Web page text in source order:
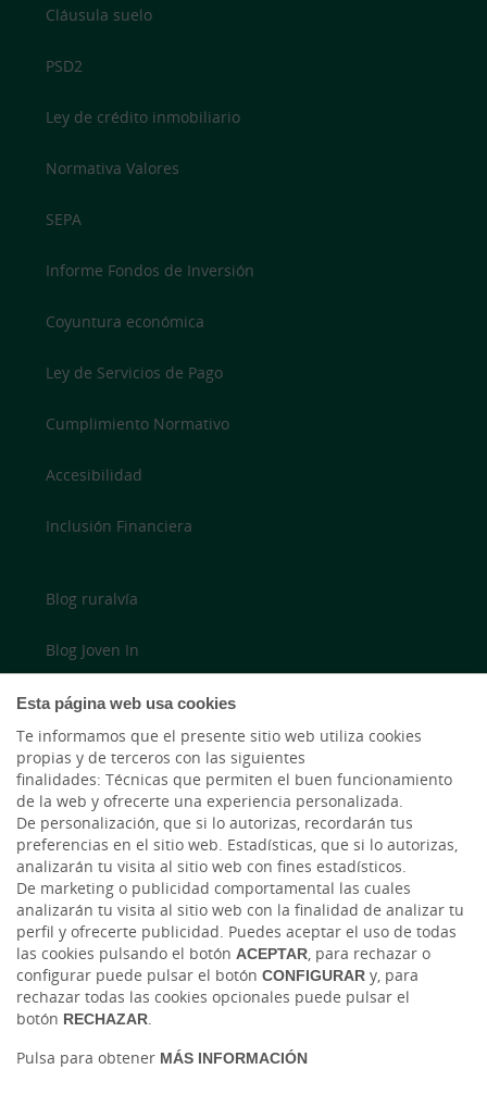
Esta página web usa cookies
Te informamos que el presente sitio web utiliza cookies
propias y de terceros con las siguientes
finalidades: Técnicas que permiten el buen funcionamiento
de la web y ofrecerte una experiencia personalizada.
De personalización, que si lo autorizas, recordarán tus
preferencias en el sitio web. Estadísticas, que si lo autorizas,
analizarán tu visita al sitio web con fines estadísticos.
De marketing o publicidad comportamental las cuales
analizarán tu visita al sitio web con la finalidad de analizar tu
perfil y ofrecerte publicidad. Puedes aceptar el uso de todas
las cookies pulsando el botón ACEPTAR, para rechazar o
configurar puede pulsar el botón CONFIGURAR y, para
rechazar todas las cookies opcionales puede pulsar el
botón RECHAZAR.
Pulsa para obtener MÁS INFORMACIÓN
Cláusula suelo
PSD2
Ley de crédito inmobiliario
Normativa Valores
SEPA
Informe Fondos de Inversión
Coyuntura económica
Ley de Servicios de Pago
Cumplimiento Normativo
Accesibilidad
Inclusión Financiera
Blog ruralvía
Blog Joven In
Twitter
YouTube
LinkedIn
Cambio de moneda Global Exchange